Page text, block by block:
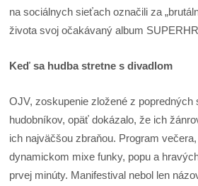
na sociálnych sieťach označili za
života svoj očakávaný album
Keď sa hudba stretne s divadlom
OJV, zoskupenie zložené z
hudobníkov, opäť dokázalo, že ich
ich najväčšou zbraňou. Program
dynamickom mixe funky, popu a
prvej minúty. Manifestival nebol len